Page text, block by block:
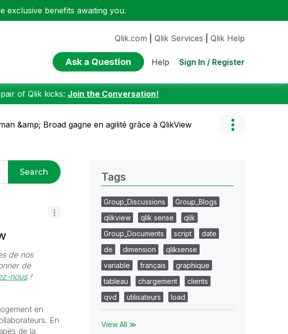
exclusive benefits awaiting you.
Qlik.com Qlik Services Qlik Help
Ask a Question Help Sign In / Register
of Qlik kicks: Join the Conversation!
&amp; Broad gagne en agilité grâce à QlikView
Search
de nos
de
nous!
en
En
de la
Tags
Group_Discussions
Group_Blogs
qlikview
qlik sense
qlik
Group_Documents
script
date
de
dimension
qliksense
variable
français
graphique
tableau
chargement
clients
qvd
utilisateurs load
View All ≫